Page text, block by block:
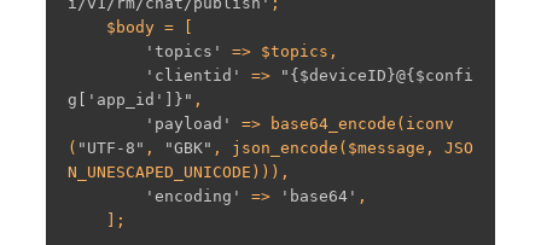
'topics'
=> $topics,
'clientid'
=>
"{$deviceID}@{$confi
g['app_id']}" ,
'payload'
=> base64_encode(iconv
( "UTF-8" , "GBK" , json_encode($message, JSO
N_UNESCAPED_UNICODE))),
'encoding'
=> 'base64' ,